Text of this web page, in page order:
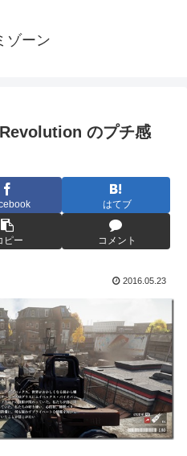
ゾーン
のプチ感
はてブ
ピー コメント
2016.05.23